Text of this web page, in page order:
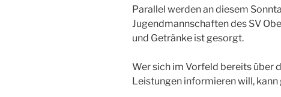
Parallel werden an diesem
Jugendmannschaften des SV
und Getränke ist gesorgt.
Wer sich im Vorfeld bereits über
Leistungen informieren will, kann